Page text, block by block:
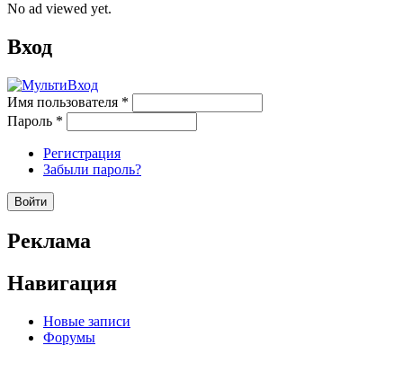
No ad viewed yet.
Вход
Имя пользователя *
Пароль *
Регистрация
Забыли пароль?
Реклама
Навигация
Новые записи
Форумы